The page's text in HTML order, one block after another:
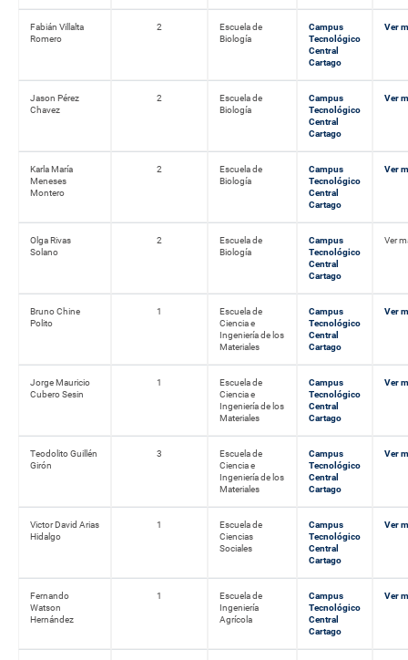
Fabián Villalta
Romero
2
Escuela de
Biología
Campus
Tecnológico
Central
Cartago
Ver
Jason Pérez
Chavez
2
Escuela de
Biología
Campus
Tecnológico
Central
Cartago
Ver
Karla María
Meneses
Montero
2
Escuela de
Biología
Campus
Tecnológico
Central
Cartago
Ver
Olga Rivas
Solano
2
Escuela de
Biología
Campus
Tecnológico
Central
Cartago
Ver
Bruno Chine
Polito
1
Escuela de
Ciencia e
Ingeniería de los
Materiales
Campus
Tecnológico
Central
Cartago
Ver
Jorge Mauricio
Cubero Sesin
1
Escuela de
Ciencia e
Ingeniería de los
Materiales
Campus
Tecnológico
Central
Cartago
Ver
Teodolito Guillén
Girón
3
Escuela de
Ciencia e
Ingeniería de los
Materiales
Campus
Tecnológico
Central
Cartago
Ver
Victor David Arias
Hidalgo
1
Escuela de
Ciencias
Sociales
Campus
Tecnológico
Central
Cartago
Ver
Fernando
Watson
Hernández
1
Escuela de
Ingeniería
Agrícola
Campus
Tecnológico
Central
Cartago
Ver